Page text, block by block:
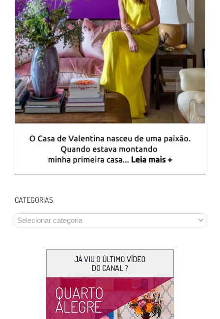
CATEGORIAS
CATEGORIAS